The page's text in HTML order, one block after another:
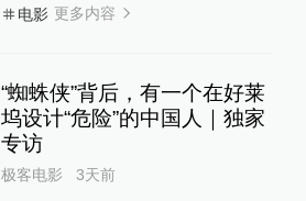
电影 更多内容
“蜘蛛侠”背后，有一个在好莱
坞设计“危险”的中国人｜独家
专访
极客电影 3天前